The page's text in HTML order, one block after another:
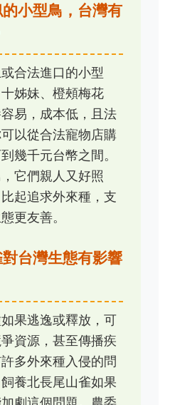
小型鳥，台灣有
合法進口的小型
姊妹、橙頰梅花
易，成本低，且法
以從合法寵物店購
幾千元台幣之間。
它們親人又好照
起追求外來種，支
更友善。
台灣生態有影響
果逃逸或釋放，可
資源，甚至傳播疾
多外來種入侵的問
養北長尾山雀如果